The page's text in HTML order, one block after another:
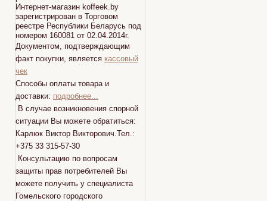
Интернет-магазин koffeek.by
зарегистрирован в Торговом
реестре Республики Беларусь под
номером 160081 от 02.04.2014г.
Документом, подтверждающим
факт покупки, является кассовый
чек
Способы оплаты товара и
доставки: подробнее...
В случае возникновения спорной
ситуации Вы можете обратиться:
Карлюк Виктор Викторович.Тел.:
+375 33 315-57-30
Консультацию по вопросам
защиты прав потребителей Вы
можете получить у специалиста
Гомельского городского